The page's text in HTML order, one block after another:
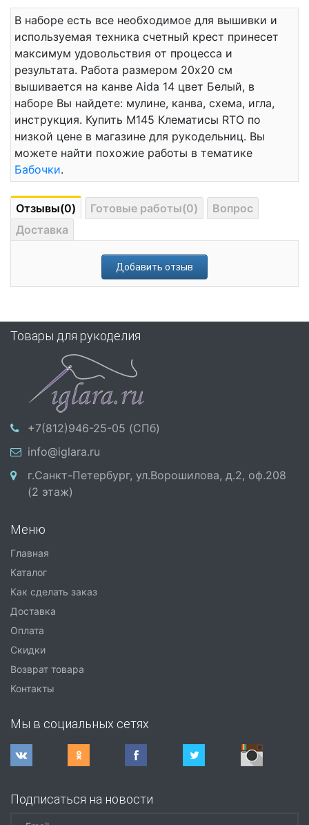
В наборе есть все необходимое для вышивки и
используемая техника счетный крест принесет
максимум удовольствия от процесса и
результата. Работа размером 20x20 см
вышивается на канве Aida 14 цвет Белый, в
наборе Вы найдете: мулине, канва, схема, игла,
инструкция. Купить М145 Клематисы RTO по
низкой цене в магазине для рукодельниц. Вы
можете найти похожие работы в тематике
Бабочки.
Отзывы(0) Готовые работы(0)
Вопрос
Доставка
Добавить отзыв
Товары для рукоделия
+7(812)946-25-05 (СПб)
info@iglara.ru
г.Санкт-Петербург, ул.Ворошилова, д.2, оф.208
(2 этаж)
Меню
Главная
Каталог
Как сделать заказ
Доставка
Оплата
Скидки
Возврат товара
Контакты
Мы в социальных сетях
Подписаться на новости